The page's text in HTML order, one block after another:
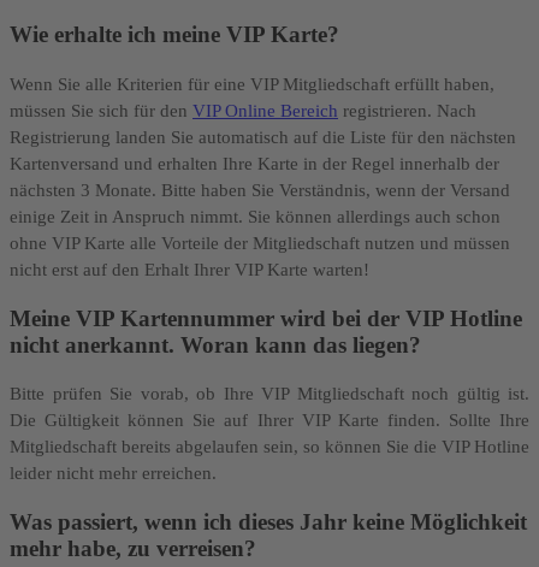
Wie erhalte ich meine VIP Karte?
Wenn Sie alle Kriterien für eine VIP Mitgliedschaft erfüllt haben,
müssen Sie sich für den VIP Online Bereich registrieren. Nach
Registrierung landen Sie automatisch auf die Liste für den nächsten
Kartenversand und erhalten Ihre Karte in der Regel innerhalb der
nächsten 3 Monate. Bitte haben Sie Verständnis, wenn der Versand
einige Zeit in Anspruch nimmt. Sie können allerdings auch schon
ohne VIP Karte alle Vorteile der Mitgliedschaft nutzen und müssen
nicht erst auf den Erhalt Ihrer VIP Karte warten!
Meine VIP Kartennummer wird bei der VIP Hotline
nicht anerkannt. Woran kann das liegen?
Bitte prüfen Sie vorab, ob Ihre VIP Mitgliedschaft noch gültig ist.
Die Gültigkeit können Sie auf Ihrer VIP Karte finden. Sollte Ihre
Mitgliedschaft bereits abgelaufen sein, so können Sie die VIP Hotline
leider nicht mehr erreichen.
Was passiert, wenn ich dieses Jahr keine Möglichkeit
mehr habe, zu verreisen?